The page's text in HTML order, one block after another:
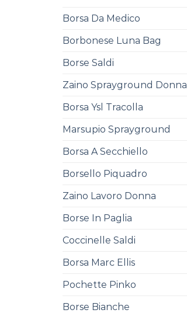
Borsa Da Medico
Borbonese Luna Bag
Borse Saldi
Zaino Sprayground Donna
Borsa Ysl Tracolla
Marsupio Sprayground
Borsa A Secchiello
Borsello Piquadro
Zaino Lavoro Donna
Borse In Paglia
Coccinelle Saldi
Borsa Marc Ellis
Pochette Pinko
Borse Bianche